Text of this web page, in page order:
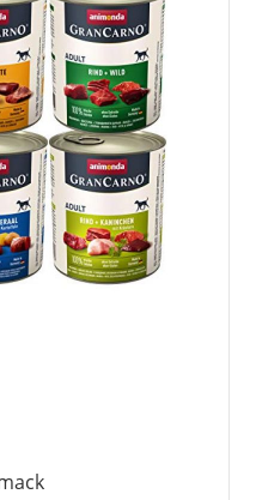
in Dosen und
zum Barfen:
Barfen?
Video der Stiftung
Hundefutter